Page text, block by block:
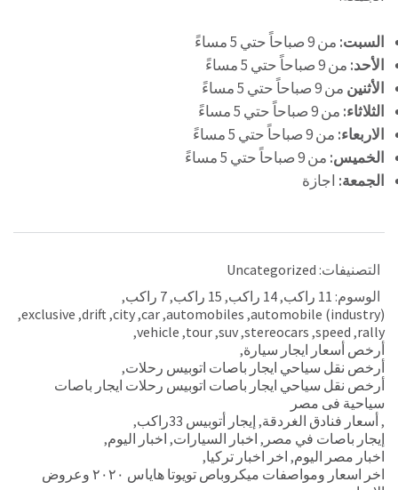
السبت: من 9 صباحاً حتي 5 مساءً
الأحد: من 9 صباحاً حتي 5 مساءً
الأثنين من 9 صباحاً حتي 5 مساءً
الثلاثاء: من 9 صباحاً حتي 5 مساءً
الاربعاء: من 9 صباحاً حتي 5 مساءً
الخميس: من 9 صباحاً حتي 5 مساءً
الجمعة: اجازة
التصنيفات: Uncategorized
الوسوم: 11 راكب ,14 راكب , 15 راكب ,7 راكب
,
automobile (industry)
,
automobiles
,
car
,
city
,
drift
,
exclusive
,
rally
,
speed
,
stereocars
,
suv
,
tour
,
vehicle
,
أرخص أسعار ايجار سيارة,
أرخص نقل سياحي ايجار باصات اتوبيس رحلات,
أرخص نقل سياحي ايجار باصات اتوبيس رحلات ايجار باصات
سياحية فى مصر
, أسعار فنادق الغردقة, إيجار أتوبيس 33راكب
,
إيجار باصات في مصر , اخبار السيارات, اخبار اليوم,
اخبار مصر اليوم, اخر اخبار تركيا,
اخر اسعار ومواصفات ميكروباص تويوتا هاياس ٢٠٢٠ وعروض